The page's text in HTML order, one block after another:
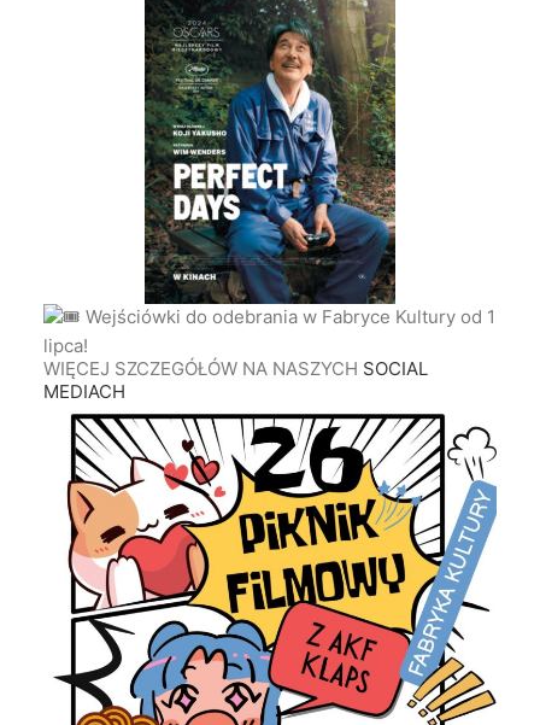
Wejściówki do odebrania w Fabryce Kultury od 1
lipca!
WIĘCEJ SZCZEGÓŁÓW NA NASZYCH SOCIAL
MEDIACH